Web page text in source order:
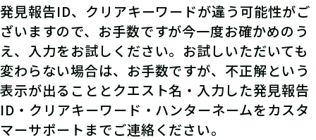
発見報告ID、クリアキーワードが違う可能性がご
ざいますので、お手数ですが今一度お確かめのう
え、入力をお試しください。お試しいただいても
変わらない場合は、お手数ですが、不正解という
表示が出ることとクエスト名・入力した発見報告
ID・クリアキーワード・ハンターネームをカスタ
マーサポートまでご連絡ください。